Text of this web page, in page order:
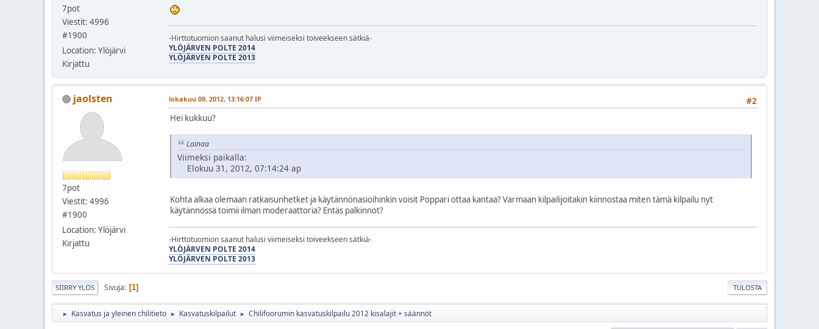
7pot
Viestit: 4996
#1900
Location: Ylöjärvi
Kirjattu
-Hirttotuomion saanut halusi viimeiseksi toiveekseen sätkiä-
YLÖJÄRVEN POLTE 2014
YLÖJÄRVEN POLTE 2013
jaolsten
7pot
Viestit: 4996
#1900
Location: Ylöjärvi
Kirjattu
#2
lokakuu 09, 2012, 13:16:07 IP
Hei kukkuu?
Lainaa
Viimeksi paikalla:
Elokuu 31, 2012, 07:14:24 ap
Kohta alkaa olemaan ratkaisunhetket ja käytännönasioihinkin voisit Poppari ottaa kantaa? Varmaan kilpailijoitakin kiinnostaa miten tämä kilpailu nyt
käytännössä toimii ilman moderaattoria? Entäs palkinnot?
-Hirttotuomion saanut halusi viimeiseksi toiveekseen sätkiä-
YLÖJÄRVEN POLTE 2014
YLÖJÄRVEN POLTE 2013
TULOSTA
SIIRRY YLÖS Sivuja 1
► Kasvatus ja yleinen chilitieto ► Kasvatuskilpailut ► Chilifoorumin kasvatuskilpailu 2012 kisalajit + säännöt